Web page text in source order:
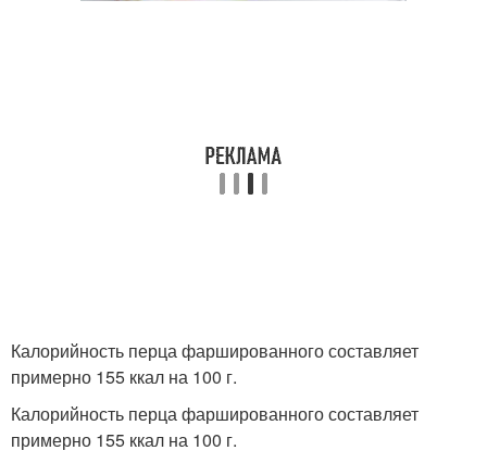
Калорийность перца фаршированного составляет
примерно 155 ккал на 100 г.
Калорийность перца фаршированного составляет
примерно 155 ккал на 100 г.